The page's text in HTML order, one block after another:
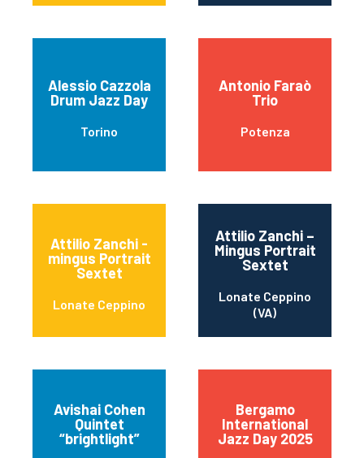
Alessio Cazzola
Drum Jazz Day
Torino
Antonio Faraò
Trio
Potenza
Attilio Zanchi -
mingus Portrait
Sextet
Lonate Ceppino
Attilio Zanchi –
Mingus Portrait
Sextet
Lonate Ceppino
(VA)
Avishai Cohen
Quintet
“brightlight”
Bergamo
International
Jazz Day 2025